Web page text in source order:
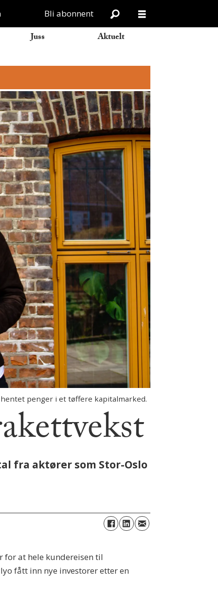
Bli abonnent
Juss Aktuelt
hentet penger i et tøffere kapitalmarked.
fra aktører som Stor-Oslo
for at hele kundereisen til
fått inn nye investorer etter en